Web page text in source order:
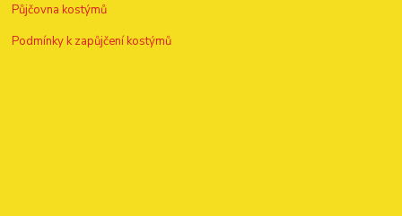
Půjčovna kostýmů
Podmínky k zapůjčení kostýmů